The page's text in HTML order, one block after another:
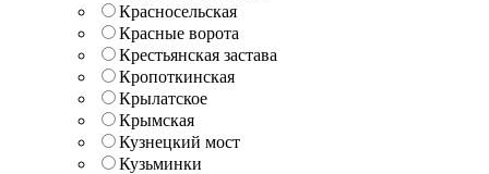
Красносельская
Красные ворота
Крестьянская застава
Кропоткинская
Крылатское
Крымская
Кузнецкий мост
Кузьминки